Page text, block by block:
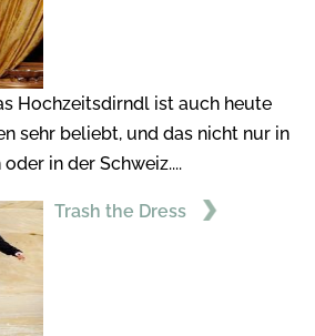
Hochzeitsdirndl ist auch heute
sehr beliebt, und das nicht nur in
in der Schweiz....
Trash the Dress